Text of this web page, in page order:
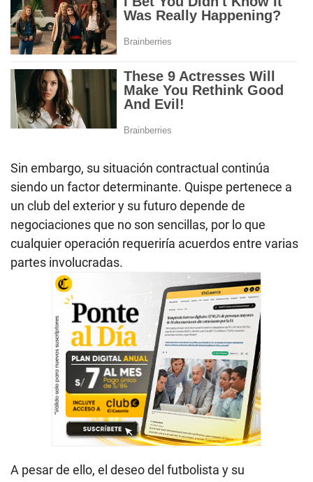
Sin embargo, su situación contractual continúa
siendo un factor determinante. Quispe pertenece a
un club del exterior y su futuro depende de
negociaciones que no son sencillas, por lo que
cualquier operación requeriría acuerdos entre varias
partes involucradas.
A pesar de ello, el deseo del futbolista y su